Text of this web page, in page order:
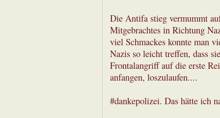
Die Antifa stieg vermummt
Mitgebrachtes in Richtung
viel Schmackes konnte man
Nazis so leicht treffen, dass
Frontalangriff auf die erste
anfangen, loszulaufen....
#dankepolizei. Das hätte ich